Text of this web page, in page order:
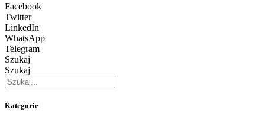
Facebook
Twitter
LinkedIn
WhatsApp
Telegram
Szukaj
Szukaj
Kategorie